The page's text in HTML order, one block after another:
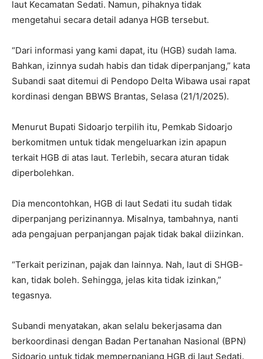
laut Kecamatan Sedati. Namun, pihaknya tidak
mengetahui secara detail adanya HGB tersebut.
“Dari informasi yang kami dapat, itu (HGB) sudah lama.
Bahkan, izinnya sudah habis dan tidak diperpanjang,” kata
Subandi saat ditemui di Pendopo Delta Wibawa usai rapat
kordinasi dengan BBWS Brantas, Selasa (21/1/2025).
Menurut Bupati Sidoarjo terpilih itu, Pemkab Sidoarjo
berkomitmen untuk tidak mengeluarkan izin apapun
terkait HGB di atas laut. Terlebih, secara aturan tidak
diperbolehkan.
Dia mencontohkan, HGB di laut Sedati itu sudah tidak
diperpanjang perizinannya. Misalnya, tambahnya, nanti
ada pengajuan perpanjangan pajak tidak bakal diizinkan.
“Terkait perizinan, pajak dan lainnya. Nah, laut di SHGB-
kan, tidak boleh. Sehingga, jelas kita tidak izinkan,”
tegasnya.
Subandi menyatakan, akan selalu bekerjasama dan
berkoordinasi dengan Badan Pertanahan Nasional (BPN)
Sidoarjo untuk tidak memperpanjang HGB di laut Sedati.